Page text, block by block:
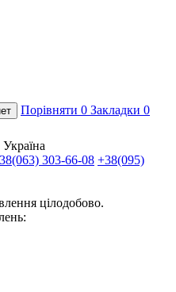
Порівняти 0 Закладки 0
303-66-08 +38(095)
цілодобово.